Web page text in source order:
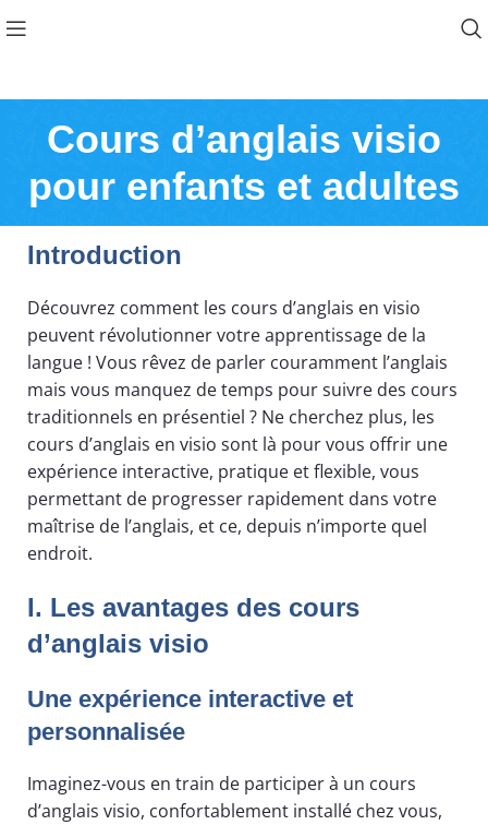
Cours d’anglais visio
pour enfants et adultes
Introduction
Découvrez comment les cours d’anglais en visio
peuvent révolutionner votre apprentissage de la
langue ! Vous rêvez de parler couramment l’anglais
mais vous manquez de temps pour suivre des cours
traditionnels en présentiel ? Ne cherchez plus, les
cours d’anglais en visio sont là pour vous offrir une
expérience interactive, pratique et flexible, vous
permettant de progresser rapidement dans votre
maîtrise de l’anglais, et ce, depuis n’importe quel
endroit.
I. Les avantages des cours
d’anglais visio
Une expérience interactive et
personnalisée
Imaginez-vous en train de participer à un cours
d’anglais visio, confortablement installé chez vous,